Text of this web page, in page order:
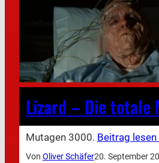
Lizard – Die totale
Mutagen 3000. Beitrag lesen
Von Oliver Schäfer20. September